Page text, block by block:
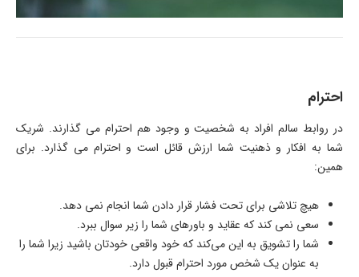
احترام
در روابط سالم افراد به شخصیت و وجود هم احترام می گذارند. شریک
شما به افکار و ذهنیت شما ارزش قائل است و احترام می گذارد. برای
همین:
هیچ تلاشی برای تحت فشار قرار دادن شما انجام نمی دهد.
سعی نمی کند که عقاید و باورهای شما را زیر سوال ببرد.
شما را تشویق به این می‌کند که خود واقعی خودتان باشید زیرا شما را
به عنوان یک شخص مورد احترام قبول دارد.